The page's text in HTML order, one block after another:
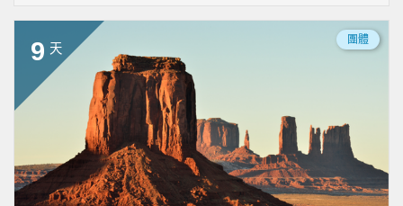
9 天
團體